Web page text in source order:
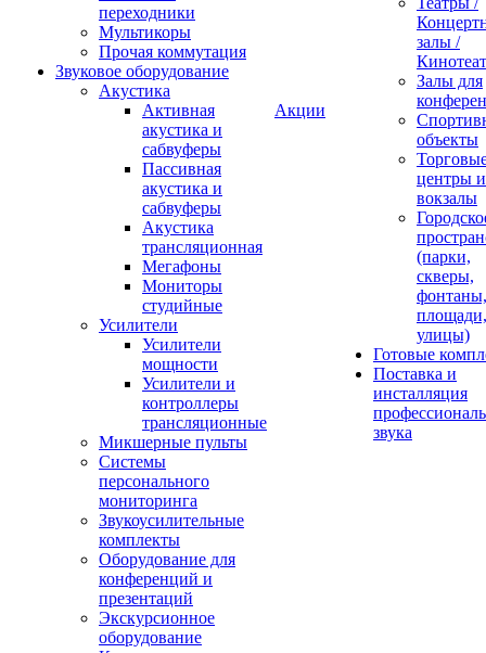
переходники
Мультикоры
Прочая коммутация
Звуковое оборудование
Акустика
Активная
акустика и
сабвуферы
Пассивная
акустика и
сабвуферы
Акустика
трансляционная
Мегафоны
Мониторы
студийные
Усилители
Усилители
мощности
Усилители и
контроллеры
трансляционные
Микшерные пульты
Системы
персонального
мониторинга
Звукоусилительные
комплекты
Оборудование для
конференций и
презентаций
Экскурсионное
оборудование
Акции
залы /
Залы для
объекты
центры и
вокзалы
(парки,
скверы,
фонтаны,
площади,
улицы)
Готовые
Поставка и
инсталляция
звука